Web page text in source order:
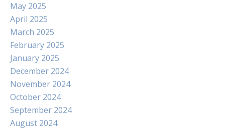
May 2025
April 2025
March 2025
February 2025
January 2025
December 2024
November 2024
October 2024
September 2024
August 2024